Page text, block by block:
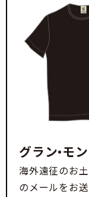
グラン•モ
海外遠征のお
のメールをお送